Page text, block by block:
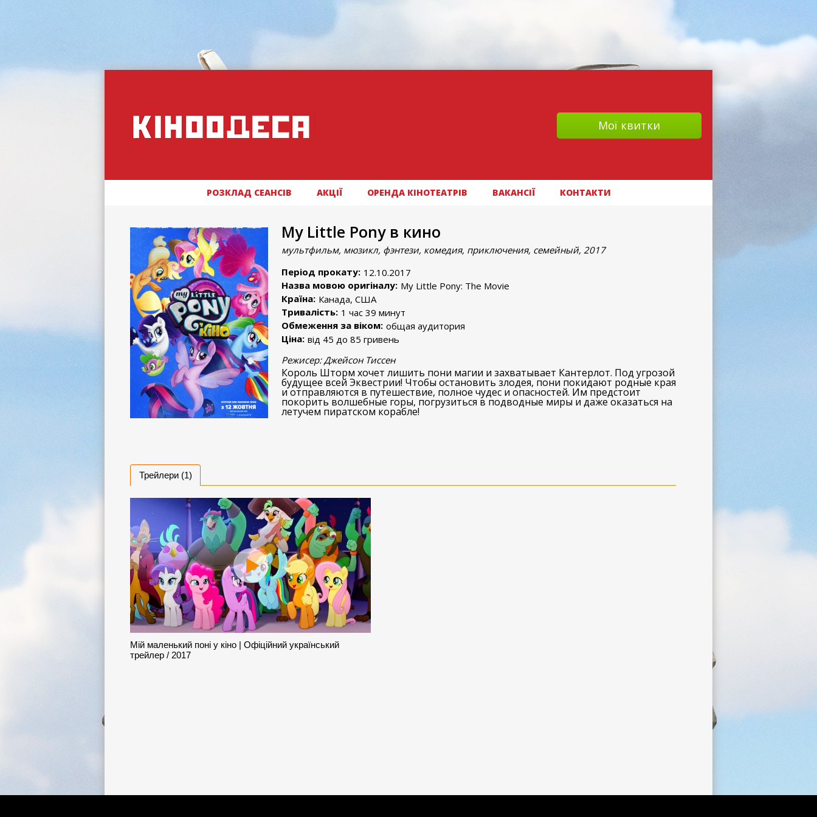
Мої квитки
РОЗКЛАД СЕАНСІВ АКЦІЇ ОРЕНДА КІНОТЕАТРІВ ВАКАНСІЇ КОНТАКТИ
My Little Pony в кино
мультфильм, мюзикл, фэнтези, комедия, приключения, семейный, 2017
Період прокату: 12.10.2017
Назва мовою оригіналу: My Little Pony: The Movie
Країна: Канада, США
Тривалість: 1 час 39 минут
Обмеження за віком: общая аудитория
Ціна: від 45 до 85 гривень
Режисер: Джейсон Тиссен
Король Шторм хочет лишить пони магии и захватывает Кантерлот. Под угрозой
будущее всей Эквестрии! Чтобы остановить злодея, пони покидают родные края
и отправляются в путешествие, полное чудес и опасностей. Им предстоит
покорить волшебные горы, погрузиться в подводные миры и даже оказаться на
летучем пиратском корабле!
Трейлери (1)
Мій маленький поні у кіно | Офіційний український
трейлер / 2017